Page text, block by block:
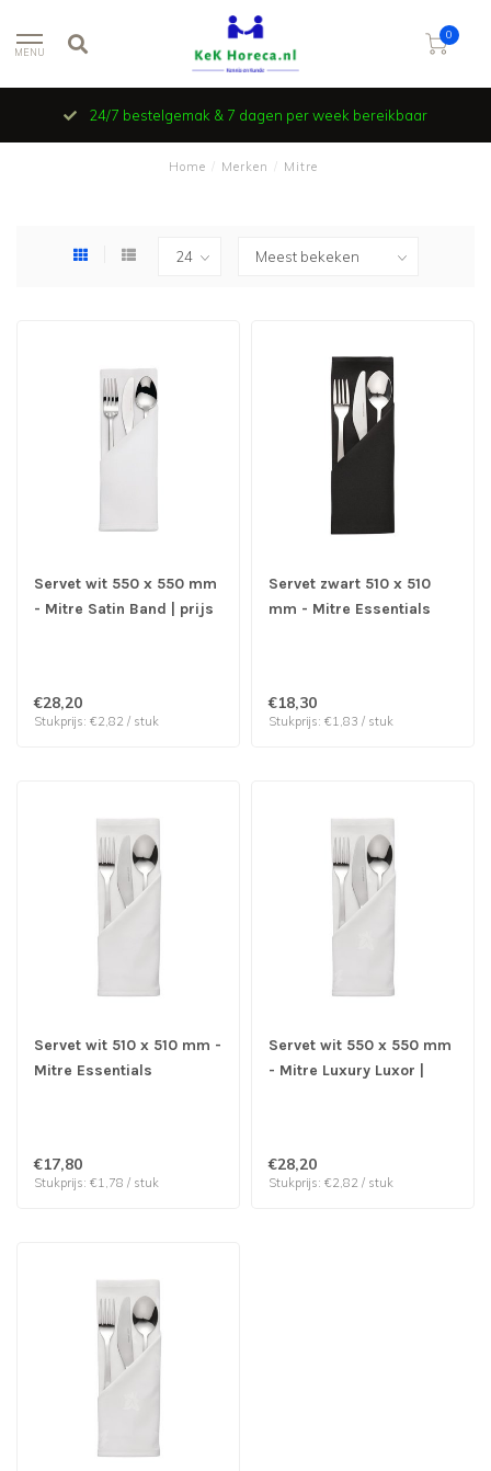
MENU
0
24/7 bestelgemak & 7 dagen per week bereikbaar
Home Merken Mitre
Servet wit 550 x 550 mm
- Mitre Satin Band | prijs
€28,20
Stukprijs: €2,82 / stuk
Servet zwart 510 x 510
mm - Mitre Essentials
€18,30
Stukprijs: €1,83 / stuk
Servet wit 510 x 510 mm -
Mitre Essentials
€17,80
Stukprijs: €1,78 / stuk
Servet wit 550 x 550 mm
- Mitre Luxury Luxor |
€28,20
Stukprijs: €2,82 / stuk